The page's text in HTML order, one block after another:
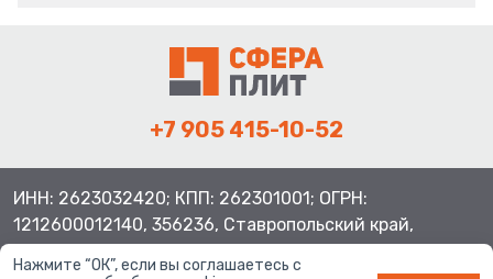
+7 905 415-10-52
ИНН: 2623032420; КПП: 262301001; ОГРН:
1212600012140, 356236, Ставропольский край,
Нажмите “ОК”, если вы соглашаетесь с